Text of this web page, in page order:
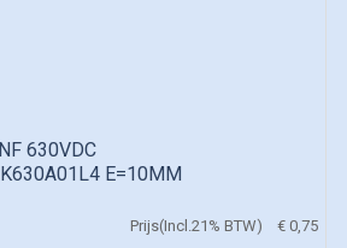
630VDC
E=10MM
Prijs(Incl.21% BTW) € 0,75